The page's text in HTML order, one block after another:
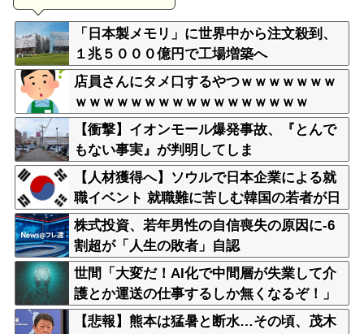
「日本製メモリ」に世界中から注文殺到、
１兆５０００億円で工場増築へ
店員さんにタメ口するやつｗｗｗｗｗｗｗ
ｗｗｗｗｗｗｗｗｗｗｗｗｗｗｗｗｗ
【衝撃】イオンモール爆発事故、『とんで
もない事実』が判明してしま
う・・・・・・
【人材獲得へ】ソウルで日本企業による就
職イベント 就職難に苦しむ韓国の若者が日
本に注目
株式投資、若年男性の自信喪失の原因に-6
割超が「人生の敗者」自認
世間「大変だ！AI化で中間層が失業して介
護とか運送の仕事するしか無くなるぞ！」
←うん…うん？
【悲報】熊本は猛暑と断水…その頃、茂木